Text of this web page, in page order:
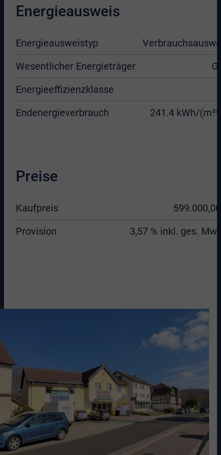
Energieausweis
Energieausweistyp
Wesentlicher Energieträger
Energieeffizienzklasse
Endenergieverbrauch
241.4 kWh/
Preise
Kaufpreis
Provision
3,57 % inkl. ges.